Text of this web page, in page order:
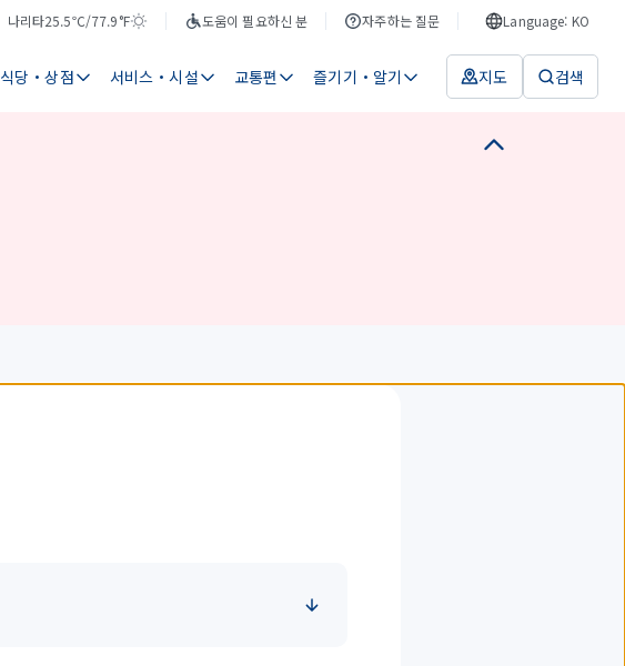
나리타
기
25.5℃/77.9°F
날
도움이 필요하신 분 자주하는 질문 Language: KO
식당・상점 서비스・시설 교통편 즐기기・알기 지도 검색